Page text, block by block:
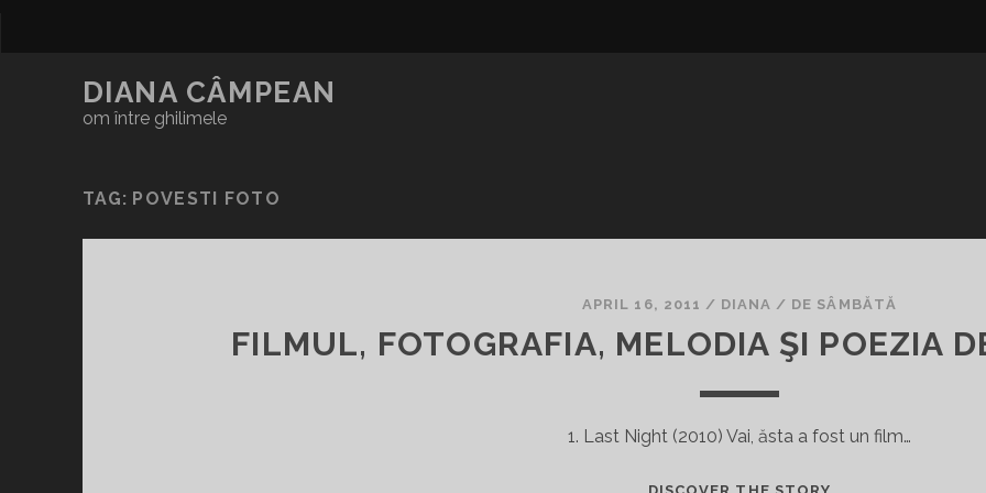
DIANA CÂMPEAN
om între ghilimele
TAG: POVESTI FOTO
APRIL 16, 2011 / DIANA / DE SÂMBĂTĂ
FILMUL, FOTOGRAFIA, MELODIA ŞI POEZIA
1. Last Night (2010) Vai, ăsta a fost un film…
FILMUL,